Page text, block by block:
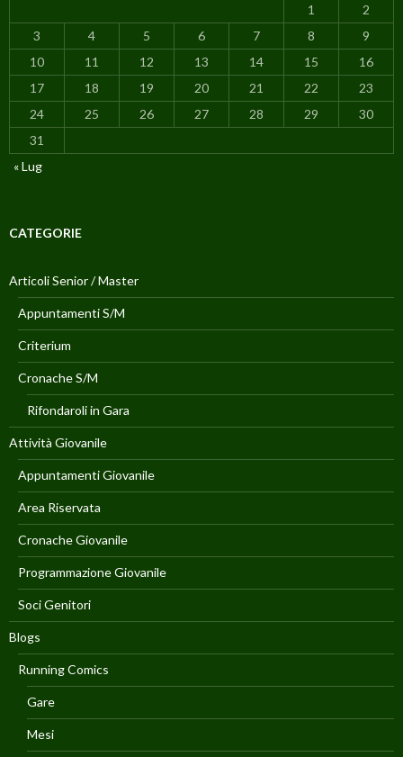
1
2
3
4 5 6 7 8
9
10
11 12 13 14 15
16
17
18 19 20 21 22
23
24
25 26 27 28 29
30
31
« Lug
CATEGORIE
Articoli Senior / Master
Appuntamenti S/M
Criterium
Cronache S/M
Rifondaroli in Gara
Attività Giovanile
Appuntamenti Giovanile
Area Riservata
Cronache Giovanile
Programmazione Giovanile
Soci Genitori
Blogs
Running Comics
Gare
Mesi